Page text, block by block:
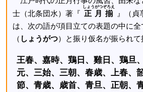
士（北条団水）著『 正月揃
しょうがつぞろえ
』（貞
は、次の語が項目立ての表題の中に全
（ しょうがつ）と振り仮名が振られて
王春、嘉時、鶏日、雞日、鶏旦
元、三始、三朝、春歳、上春、
節、青歳、歳首、青旦、正朝、